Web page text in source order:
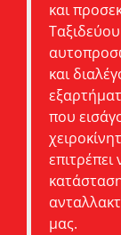
και
και
που
μας.